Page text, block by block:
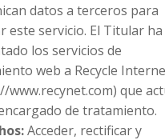
datos a terceros para
este servicio. El Titular ha
los servicios de
web a Recycle
www.recynet.com) que
de tratamiento.
Acceder, rectificar y